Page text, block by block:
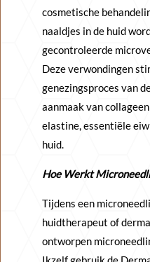
cosmetische
naaldjes in de huid
gecontroleerde
Deze verwondingen
genezingsproces van
aanmaak van
elastine, essentiële
huid.
Hoe Werkt
Tijdens een
huidtherapeut of
ontworpen